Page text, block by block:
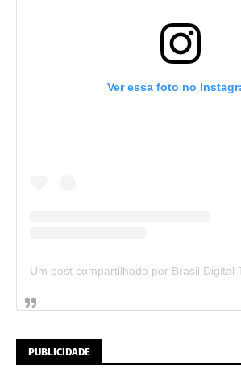
Ver essa foto no
PUBLICIDADE